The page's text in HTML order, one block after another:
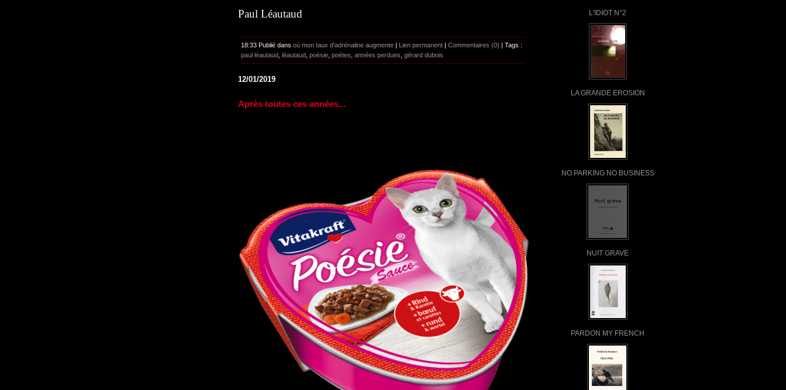
L'IDIOT N°2
LA GRANDE EROSION
NO PARKING NO BUSINESS
NUIT GRAVE
PARDON MY FRENCH
Paul Léautaud
18:33 Publié dans où mon taux d'adrénaline augmente | Lien permanent | Commentaires (0) | Tags :
paul léautaud léautaud poésie poètes années perdues gérard dubois
12/01/2019
Après toutes ces années...